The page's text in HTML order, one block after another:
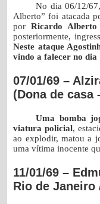
No dia 06/12/
Alberto” foi atacada
porRicardo Alberto
posteriormente,
Neste ataque
vindo a falecer no dia
07/01/69 –
(Dona de casa
Uma bomba
viatura policial,
ao explodir, matou a
uma vítima inocente
11/01/69 –
Rio de Janeiro